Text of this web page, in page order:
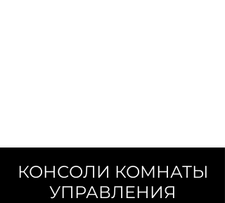
КОНСОЛИ КОМНАТЫ
УПРАВЛЕНИЯ